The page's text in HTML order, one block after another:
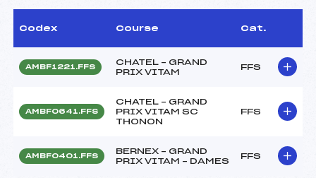
Codex Course Cat.
AMBF1221.FFS
CHATEL – GRAND
PRIX VITAM
FFS
AMBF0641.FFS
CHATEL – GRAND
PRIX VITAM SC
THONON
FFS
AMBF0401.FFS
BERNEX – GRAND
PRIX VITAM – DAMES
FFS